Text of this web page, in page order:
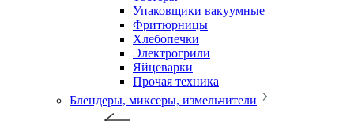
Упаковщики вакуумные
Фритюрницы
Хлебопечки
Электрогрили
Яйцеварки
Прочая техника
Блендеры, миксеры, измельчители